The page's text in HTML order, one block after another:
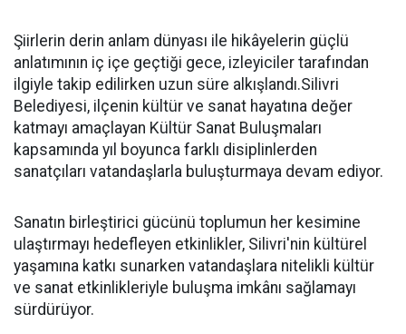
Şiirlerin derin anlam dünyası ile hikâyelerin güçlü
anlatımının iç içe geçtiği gece, izleyiciler tarafından
ilgiyle takip edilirken uzun süre alkışlandı.Silivri
Belediyesi, ilçenin kültür ve sanat hayatına değer
katmayı amaçlayan Kültür Sanat Buluşmaları
kapsamında yıl boyunca farklı disiplinlerden
sanatçıları vatandaşlarla buluşturmaya devam ediyor.
Sanatın birleştirici gücünü toplumun her kesimine
ulaştırmayı hedefleyen etkinlikler, Silivri'nin kültürel
yaşamına katkı sunarken vatandaşlara nitelikli kültür
ve sanat etkinlikleriyle buluşma imkânı sağlamayı
sürdürüyor.